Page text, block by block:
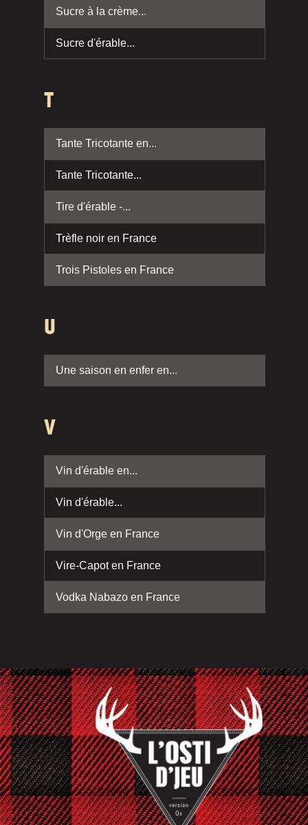
Sucre à la crème...
Sucre d'érable...
T
Tante Tricotante en...
Tante Tricotante...
Tire d'érable -...
Trèfle noir en France
Trois Pistoles en France
U
Une saison en enfer en...
V
Vin d'érable en...
Vin d'érable...
Vin d'Orge en France
Vire-Capot en France
Vodka Nabazo en France